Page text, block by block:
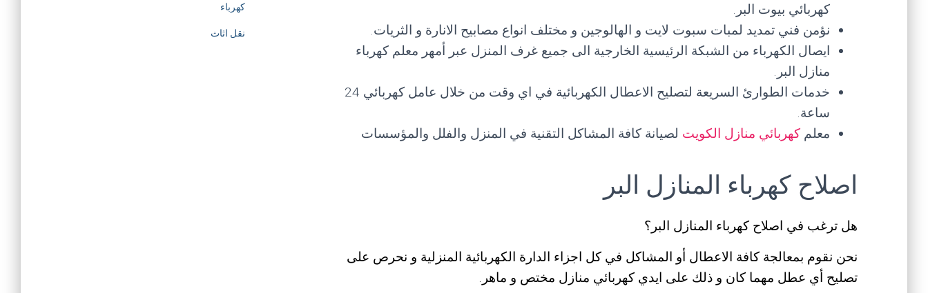
كهربائي بيوت البر.
نؤمن فني تمديد لمبات سبوت لايت و الهالوجين و مختلف انواع مصابيح الانارة و الثريات.
ايصال الكهرباء من الشبكة الرئيسية الخارجية الى جميع غرف المنزل عبر أمهر معلم كهرباء
منازل البر.
خدمات الطوارئ السريعة لتصليح الاعطال الكهربائية في اي وقت من خلال عامل كهربائي 24
ساعة.
معلم كهربائي منازل الكويت لصيانة كافة المشاكل التقنية في المنزل والفلل والمؤسسات
اصلاح كهرباء المنازل البر
هل ترغب في اصلاح كهرباء المنازل البر؟
نحن نقوم بمعالجة كافة الاعطال أو المشاكل في كل اجزاء الدارة الكهربائية المنزلية و نحرص على
تصليح أي عطل مهما كان و ذلك على ايدي كهربائي منازل مختص و ماهر.
كهرباء
نقل اثاث